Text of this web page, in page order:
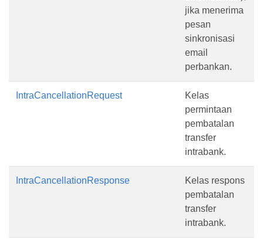
jika menerima
pesan
sinkronisasi
email
perbankan.
IntraCancellationRequest
Kelas
permintaan
pembatalan
transfer
intrabank.
IntraCancellationResponse
Kelas respons
pembatalan
transfer
intrabank.